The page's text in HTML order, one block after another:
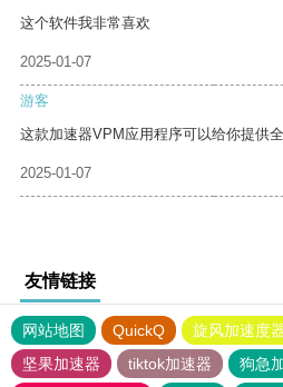
这个软件我非常喜欢
2025-01-07
游客
这款加速器VPM应用程序可以给你提供
2025-01-07
友情链接
网站地图 QuickQ 旋风加速度
坚果加速器
tiktok加速器
狗急